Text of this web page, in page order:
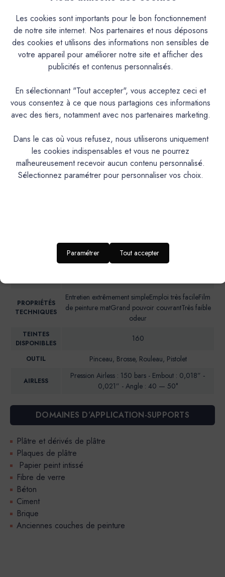
Caractéristiques
Documentation Technique
Couleurs & Échantillons
La Premium est une peinture acrylique très lavable mate en
bains aux propriétés d'entretien remarquables. Convient
également aux espaces humides
PRODUIT
Aspect mat soyeux
BRILLANCE
PROPRIÉTÉS
TECHNIQUES
Entretien extrêmement simpleEmploi très facileFilm
de peinture matGrand pouvoir couvrantTrès faible
odeur
TEINTES
DISPONIBLES
160
OUTIL Pinceau, Brosse, Rouleau, Pistolet
AIRLESS
Pression Airless : 150 bars - Embout : 0,018” ‐
0,021” - Angle : 40 — 50°
DOMAINES D’APPLICATION-SUPPORTS
Plâtre et dérivés de plâtre
Plaques de plâtre
Papier peint intissé
Fibre de verre
Béton
Ciment
Brique
Anciennes couches de peinture
Les cookies sont importants pour le bon fonctionnement
de notre site internet. Nos partenaires et nous déposons
des cookies et utilisons des informations non sensibles de
votre appareil pour améliorer notre site et afficher des
publicités et contenus personnalisés.
En sélectionnant "Tout accepter", vous acceptez ceci et
vous consentez à ce que nous partagions ces informations
avec des tiers, notamment avec nos partenaires marketing.
Dans le cas où vous refusez, nous utiliserons uniquement
les cookies indispensables et vous ne pourrez
malheureusement recevoir aucun contenu personnalisé.
Sélectionnez paramétrer pour personnaliser vos choix.
Paramétrer Tout accepter